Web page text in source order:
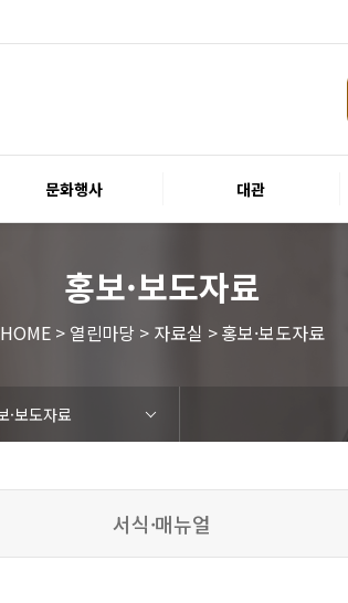
문화행사 대관
홍보·보도자료
HOME > 열린마당 > 자료실 > 홍보·보도자료
·보도자료
화랑홀 2층
화랑홀 3층
내 티켓예매
티켓수령
정
환불규정
관람예절
편의서비스
시
시
시
관람예절
편의서비스
대릉원돌담길 축제
주역사문화포럼
예관
e스포츠 페스티벌
피크닉
주역사문화포럼
화공연 신라오기
화제
직페스티벌
화관1918
스킹
술인 지원사업
뮤직스퀘어
악여행
종 타종식
아트페스티벌
화주간
아 문화도시
FESTA in 경주
관광기념품 공모전
술의전당
화관1918
례 경주예술의전당
칙 공연장 및 부대시설
알천미술관
경주문화관1918
경주예술의전당
경주문화관1918
술의전당
화관1918
개 화랑홀
원화홀
술관
설
단 시립극단 소개
단원현황
창단 시립합창단 소개
단원현황
라고취대 시립신라고취대 소개
단원현황
정
항
보
보
보도자료
매뉴얼 가입 및 정보
공연
전시
아카데미
대관
기타
답변
내 · 혜택
객
략
내
경영 선언문
영선언문
행동강령
비스윤리헌장
고센터
표 예산서 운영계획
적
관 감사
시
황
현황
진비 복리후생비 내역
술의전당
화관1918
속공예관
서식·매뉴얼